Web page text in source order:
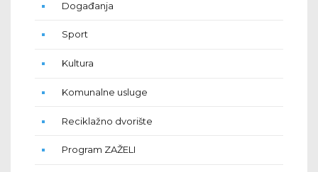
Događanja
Sport
Kultura
Komunalne usluge
Reciklažno dvorište
Program ZAŽELI